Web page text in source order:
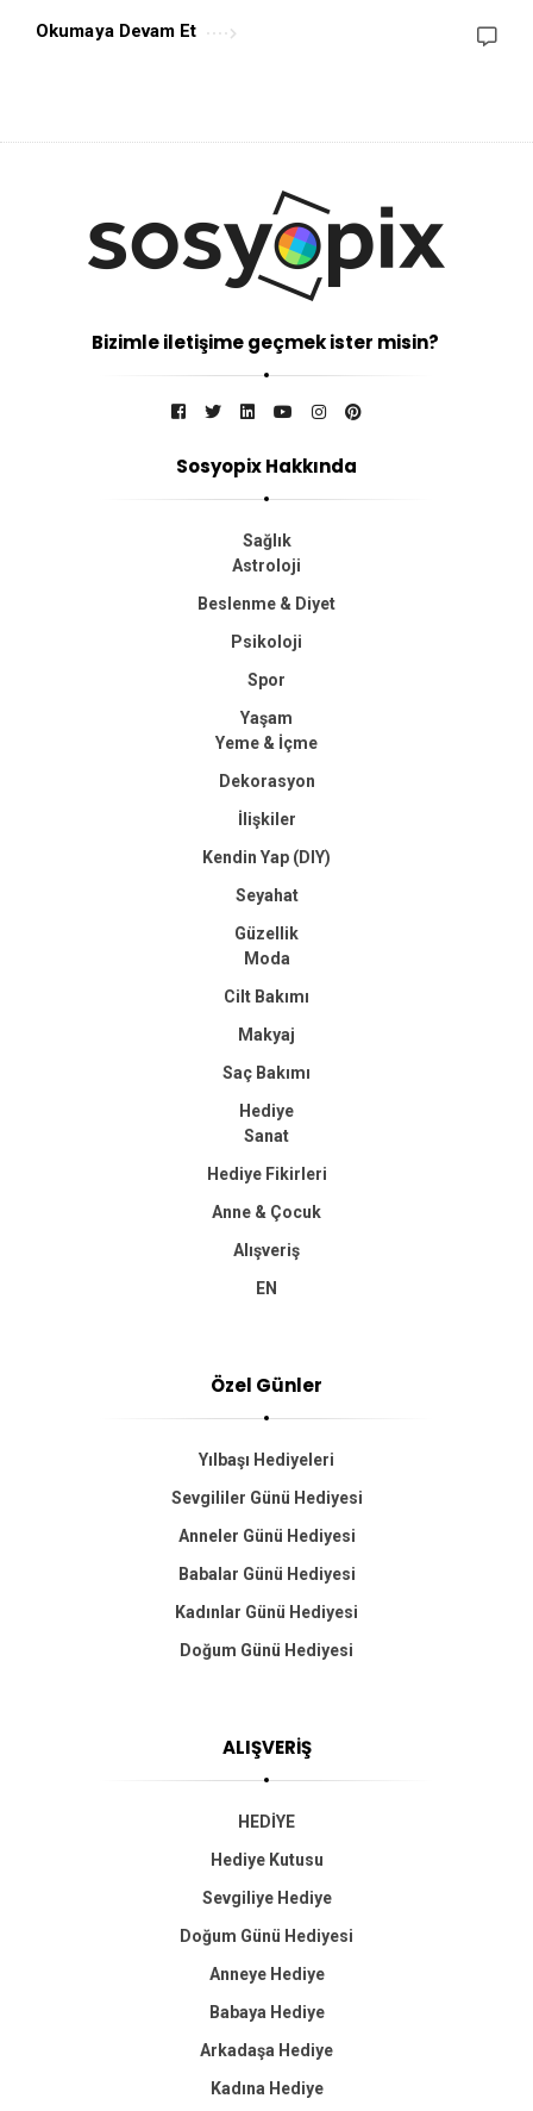
Okumaya Devam Et
Bizimle iletişime geçmek ister misin?
Sosyopix Hakkında
Sağlık
Astroloji
Beslenme & Diyet
Psikoloji
Spor
Yaşam
Yeme & İçme
Dekorasyon
İlişkiler
Kendin Yap (DIY)
Seyahat
Güzellik
Moda
Cilt Bakımı
Makyaj
Saç Bakımı
Hediye
Sanat
Hediye Fikirleri
Anne & Çocuk
Alışveriş
EN
Özel Günler
Yılbaşı Hediyeleri
Sevgililer Günü Hediyesi
Anneler Günü Hediyesi
Babalar Günü Hediyesi
Kadınlar Günü Hediyesi
Doğum Günü Hediyesi
ALIŞVERİŞ
HEDİYE
Hediye Kutusu
Sevgiliye Hediye
Doğum Günü Hediyesi
Anneye Hediye
Babaya Hediye
Arkadaşa Hediye
Kadına Hediye